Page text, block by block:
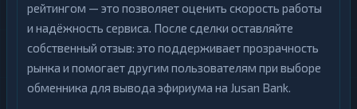
рейтингом — это позволяет оценить скорость работы
и надёжность сервиса. После сделки оставляйте
собственный отзыв: это поддерживает прозрачность
рынка и помогает другим пользователям при выборе
обменника для вывода эфириума на Jusan Bank.